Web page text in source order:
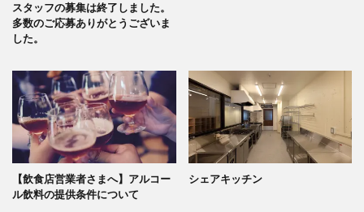
スタッフの募集は終了しました。
多数のご応募ありがとうございま
した。
【飲食店営業者さまへ】アルコー
ル飲料の提供条件について
シェアキッチン